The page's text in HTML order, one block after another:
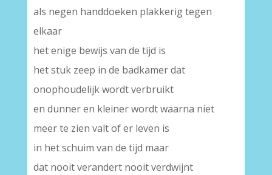
als negen handdoeken plakkerig tegen
elkaar
het enige bewijs van de tijd is
het stuk zeep in de badkamer dat
onophoudelijk wordt verbruikt
en dunner en kleiner wordt waarna niet
meer te zien valt of er leven is
in het schuim van de tijd maar
dat nooit verandert nooit verdwijnt